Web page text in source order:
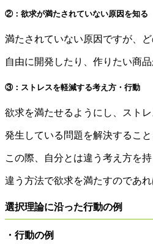
②：欲求が満たされていない原因を知る
満たされていない原因ですが、
自由に開発したり、作りたい商
③： ストレスを軽減する考え方・行動
欲求を満たせるようにし、スト
発生している問題を解決するこ
この際、自分とは違う考え方を
違う方法で欲求を満たすのであ
選択理論に沿った行動の例
・行動の例